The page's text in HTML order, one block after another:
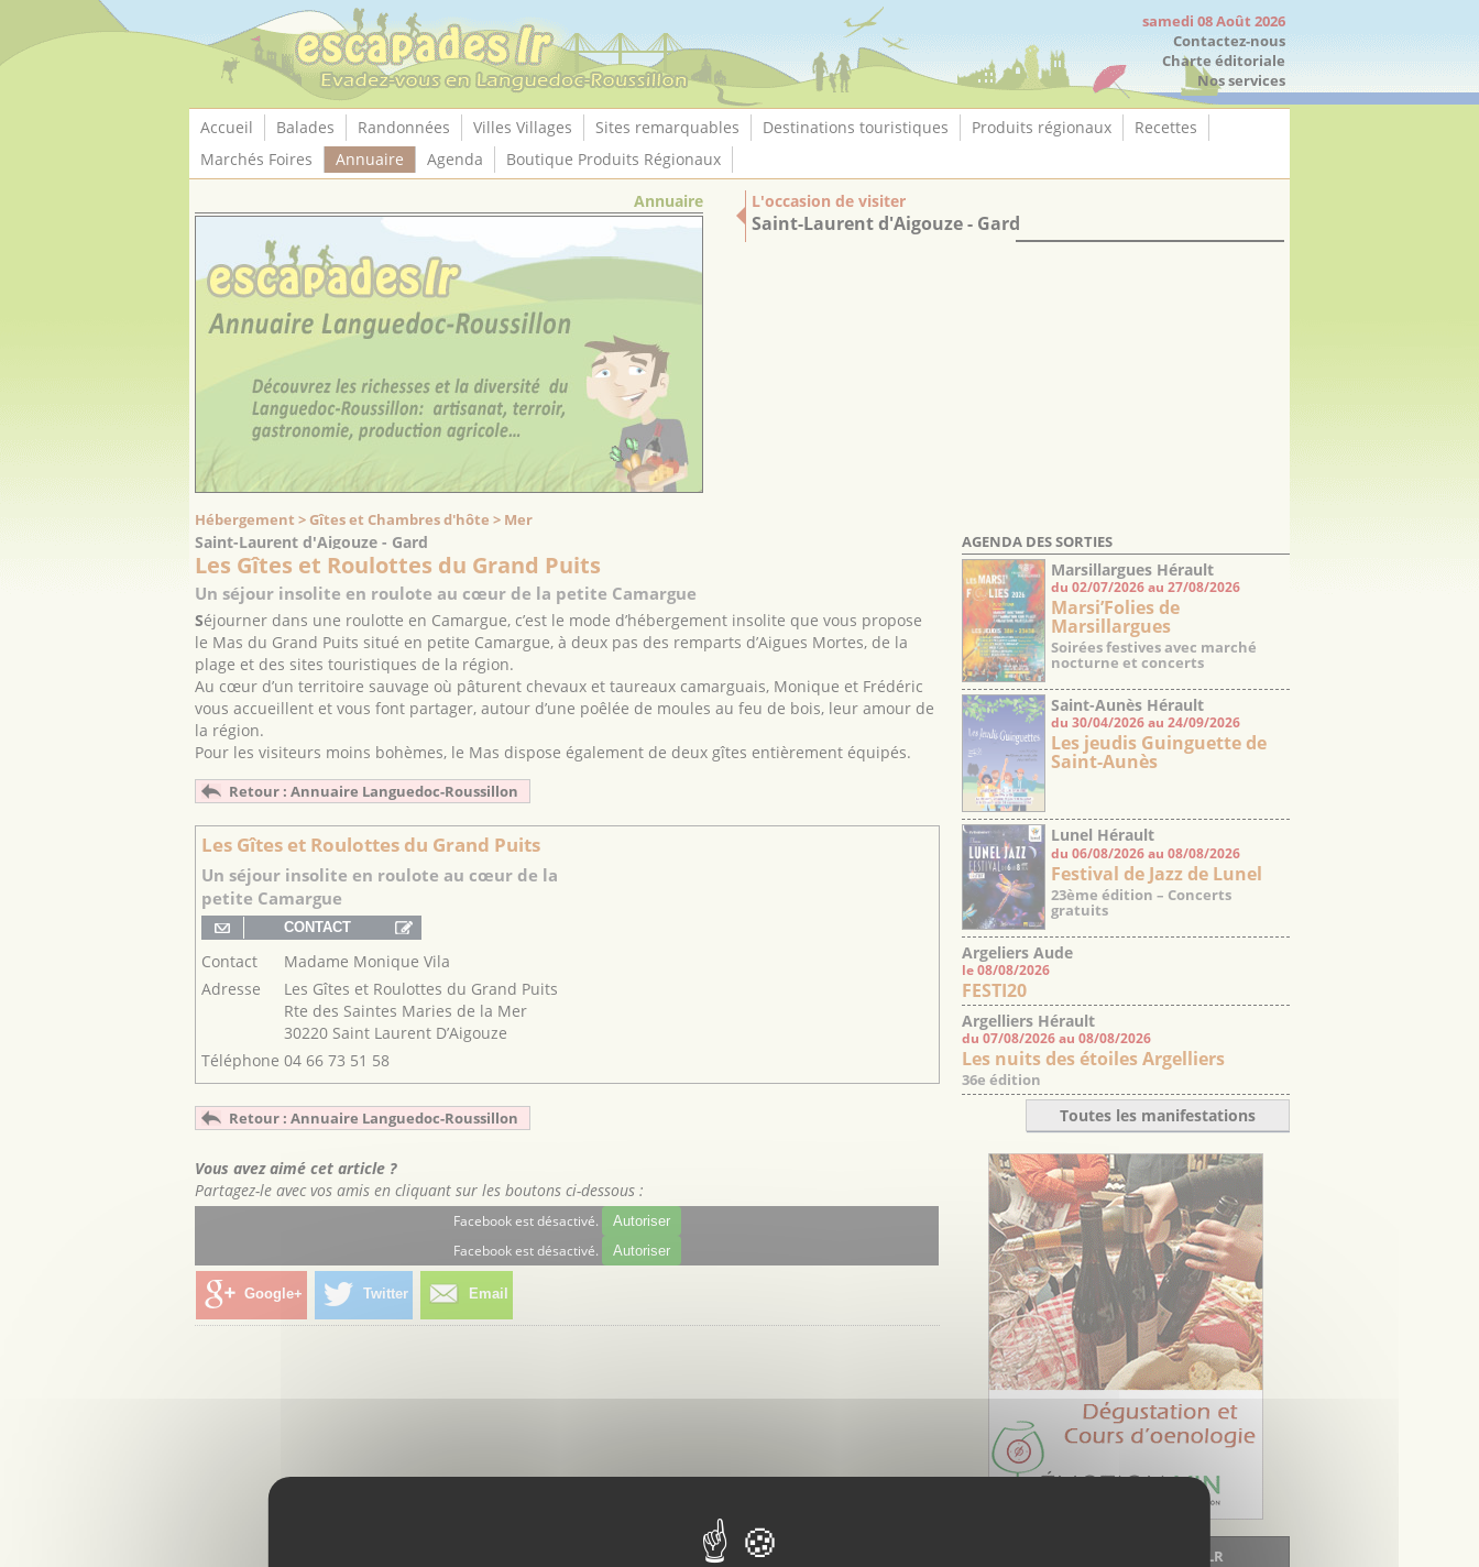
samedi 08 Août 2026
Contactez-nous
Charte éditoriale
Nos services
Accueil Balades Randonnées Villes Villages Sites remarquables Destinations touristiques Produits régionaux
Recettes
Marchés Foires
Annuaire Agenda
Boutique Produits Régionaux
Annuaire
L'occasion de visiter
Saint-Laurent d'Aigouze - Gard
Hébergement > Gîtes et Chambres d'hôte > Mer
Saint-Laurent d'Aigouze - Gard
Les Gîtes et Roulottes du Grand Puits
Un séjour insolite en roulote au cœur de la petite Camargue
Séjourner dans une roulotte en Camargue, c’est le mode d’hébergement insolite que vous propose
le Mas du Grand Puits situé en petite Camargue, à deux pas des remparts d’Aigues Mortes, de la
plage et des sites touristiques de la région.
Au cœur d’un territoire sauvage où pâturent chevaux et taureaux camarguais, Monique et Frédéric
vous accueillent et vous font partager, autour d’une poêlée de moules au feu de bois, leur amour de
la région.
Pour les visiteurs moins bohèmes, le Mas dispose également de deux gîtes entièrement équipés.
Retour : Annuaire Languedoc-Roussillon
Les Gîtes et Roulottes du Grand Puits
Un séjour insolite en roulote au cœur de la
petite Camargue
Contact
Madame Monique Vila
Adresse
Les Gîtes et Roulottes du Grand Puits
Rte des Saintes Maries de la Mer
30220 Saint Laurent D’Aigouze
Téléphone 04 66 73 51 58
Retour : Annuaire Languedoc-Roussillon
Vous avez aimé cet article ?
Partagez-le avec vos amis en cliquant sur les boutons ci-dessous :
Facebook est désactivé. Autoriser
Facebook est désactivé. Autoriser
Google+ Twitter Email
AGENDA DES SORTIES
Marsillargues Hérault
du 02/07/2026 au 27/08/2026
Marsi’Folies de
Marsillargues
Soirées festives avec marché
nocturne et concerts
Saint-Aunès Hérault
du 30/04/2026 au 24/09/2026
Les jeudis Guinguette de
Saint-Aunès
Lunel Hérault
du 06/08/2026 au 08/08/2026
Festival de Jazz de Lunel
23ème édition – Concerts
gratuits
Argeliers Aude
le 08/08/2026
FESTI20
Argelliers Hérault
du 07/08/2026 au 08/08/2026
Les nuits des étoiles Argelliers
36e édition
Toutes les manifestations
LA BOUTIQUE - EscapadesLR
Panneau de gestion des cookies